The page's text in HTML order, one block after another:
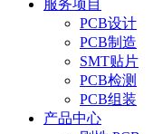
服务项目
PCB设计
PCB制造
SMT贴片
PCB检测
PCB组装
产品中心